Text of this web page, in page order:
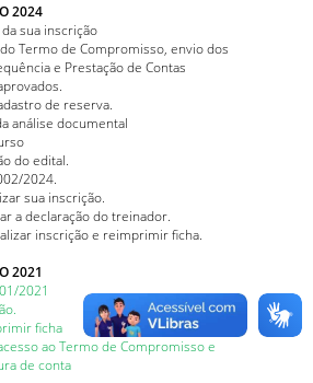
2024
sua inscrição
Termo de Compromisso, envio dos
e Prestação de Contas
de reserva.
análise documental
do edital.
2024.
sua inscrição.
a declaração do treinador.
inscrição e reimprimir ficha.
2021
2021
ficha
ao Termo de Compromisso e
de conta